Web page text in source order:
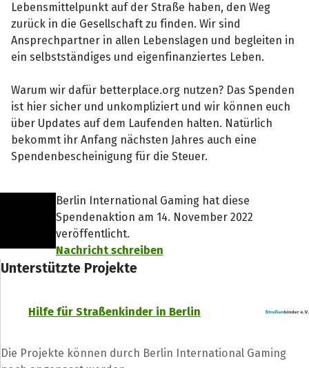
Lebensmittelpunkt auf der Straße haben, den Weg
zurück in die Gesellschaft zu finden. Wir sind
Ansprechpartner in allen Lebenslagen und begleiten in
ein selbstständiges und eigenfinanziertes Leben.
Warum wir dafür betterplace.org nutzen? Das Spenden
ist hier sicher und unkompliziert und wir können euch
über Updates auf dem Laufenden halten. Natürlich
bekommt ihr Anfang nächsten Jahres auch eine
Spendenbescheinigung für die Steuer.
Berlin International Gaming hat diese
Spendenaktion am 14. November 2022
veröffentlicht.
Nachricht schreiben
Unterstützte Projekte
Hilfe für Straßenkinder in Berlin
Die Projekte können durch Berlin International Gaming